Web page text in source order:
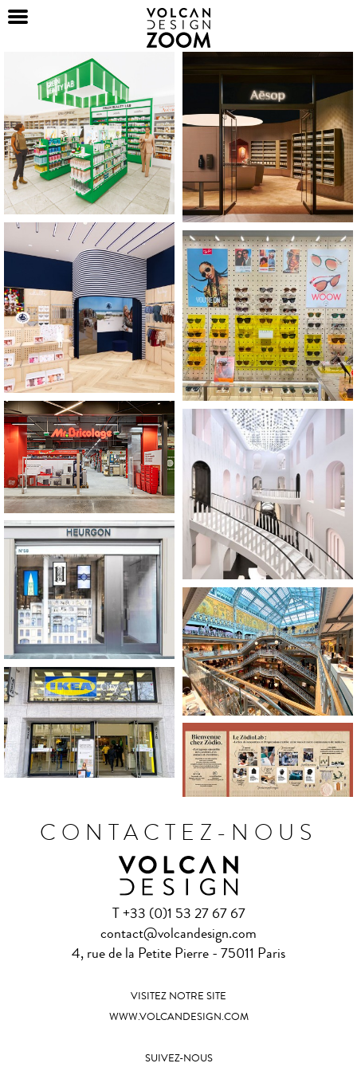
CONTACTEZ-NOUS
T +33 (0)1 53 27 67 67
contact@volcandesign.com
4, rue de la Petite Pierre - 75011 Paris
VISITEZ NOTRE SITE
WWW.VOLCANDESIGN.COM
SUIVEZ-NOUS